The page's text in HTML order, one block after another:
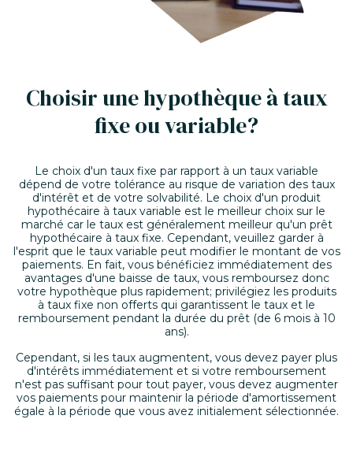
Choisir une hypothèque à taux
fixe ou variable?
Le choix d'un taux fixe par rapport à un taux variable
dépend de votre tolérance au risque de variation des taux
d'intérêt et de votre solvabilité. Le choix d'un produit
hypothécaire à taux variable est le meilleur choix sur le
marché car le taux est généralement meilleur qu'un prêt
hypothécaire à taux fixe. Cependant, veuillez garder à
l'esprit que le taux variable peut modifier le montant de vos
paiements. En fait, vous bénéficiez immédiatement des
avantages d'une baisse de taux, vous remboursez donc
votre hypothèque plus rapidement; privilégiez les produits
à taux fixe non offerts qui garantissent le taux et le
remboursement pendant la durée du prêt (de 6 mois à 10
ans).
Cependant, si les taux augmentent, vous devez payer plus
d'intérêts immédiatement et si votre remboursement
n'est pas suffisant pour tout payer, vous devez augmenter
vos paiements pour maintenir la période d'amortissement
égale à la période que vous avez initialement sélectionnée.